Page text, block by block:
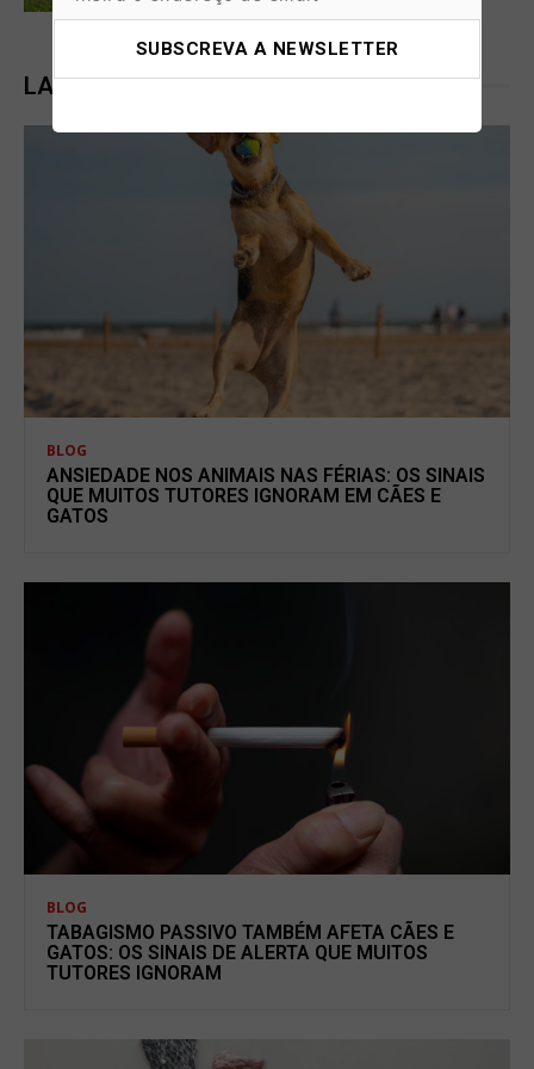
LATEST POSTS
BLOG
ANSIEDADE NOS ANIMAIS NAS FÉRIAS: OS SINAIS
QUE MUITOS TUTORES IGNORAM EM CÃES E
GATOS
BLOG
TABAGISMO PASSIVO TAMBÉM AFETA CÃES E
GATOS: OS SINAIS DE ALERTA QUE MUITOS
TUTORES IGNORAM